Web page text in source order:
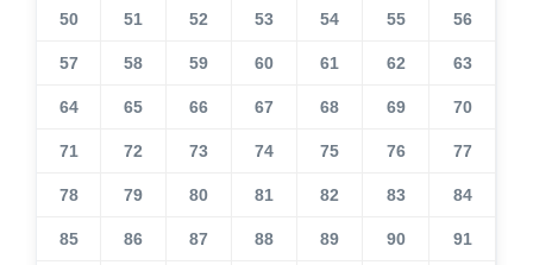
50 51 52 53 54 55 56
57 58 59 60 61 62 63
64 65 66 67 68 69 70
71 72 73 74 75 76 77
78 79 80 81 82 83 84
85 86 87 88 89 90 91